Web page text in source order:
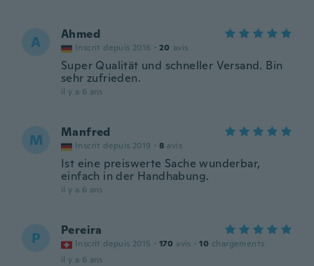
A Ahmed
Inscrit depuis 2016 · 20 avis
Super Qualität und schneller Versand. Bin
sehr zufrieden.
il y a 6 ans
M Manfred
Inscrit depuis 2019 · 8 avis
Ist eine preiswerte Sache wunderbar,
einfach in der Handhabung.
il y a 6 ans
P Pereira
Inscrit depuis 2015 · 170 avis · 10 chargements
il y a 6 ans